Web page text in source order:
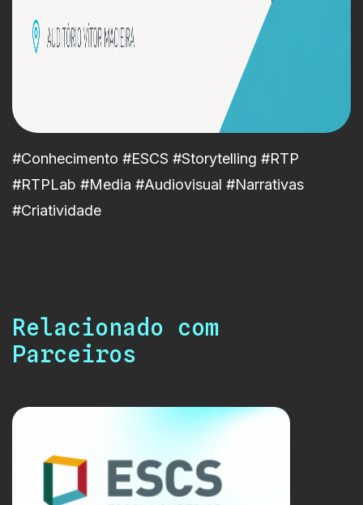
#Conhecimento #ESCS #Storytelling #RTP
#RTPLab #Media #Audiovisual #Narrativas
#Criatividade
Relacionado com
Parceiros